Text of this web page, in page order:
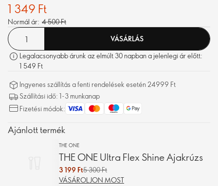
1 349 Ft
Normál ár: 4 500 Ft
VÁSÁRLÁS
Legalacsonyabb árunk az elmúlt 30 napban a jelenlegi ár előtt:
1 549 Ft
Ingyenes szállítás a fenti rendelések esetén 24999 Ft
Szállítási idő: 1-3 munkanap
Fizetési módok:
Ajánlott termék
THE ONE
THE ONE Ultra Flex Shine Ajakrúzs
3 199 Ft5 300 Ft
VÁSÁROLJON MOST